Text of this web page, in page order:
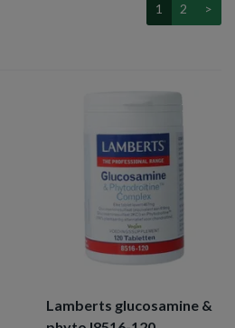
1 2 >
Lamberts glucosamine &